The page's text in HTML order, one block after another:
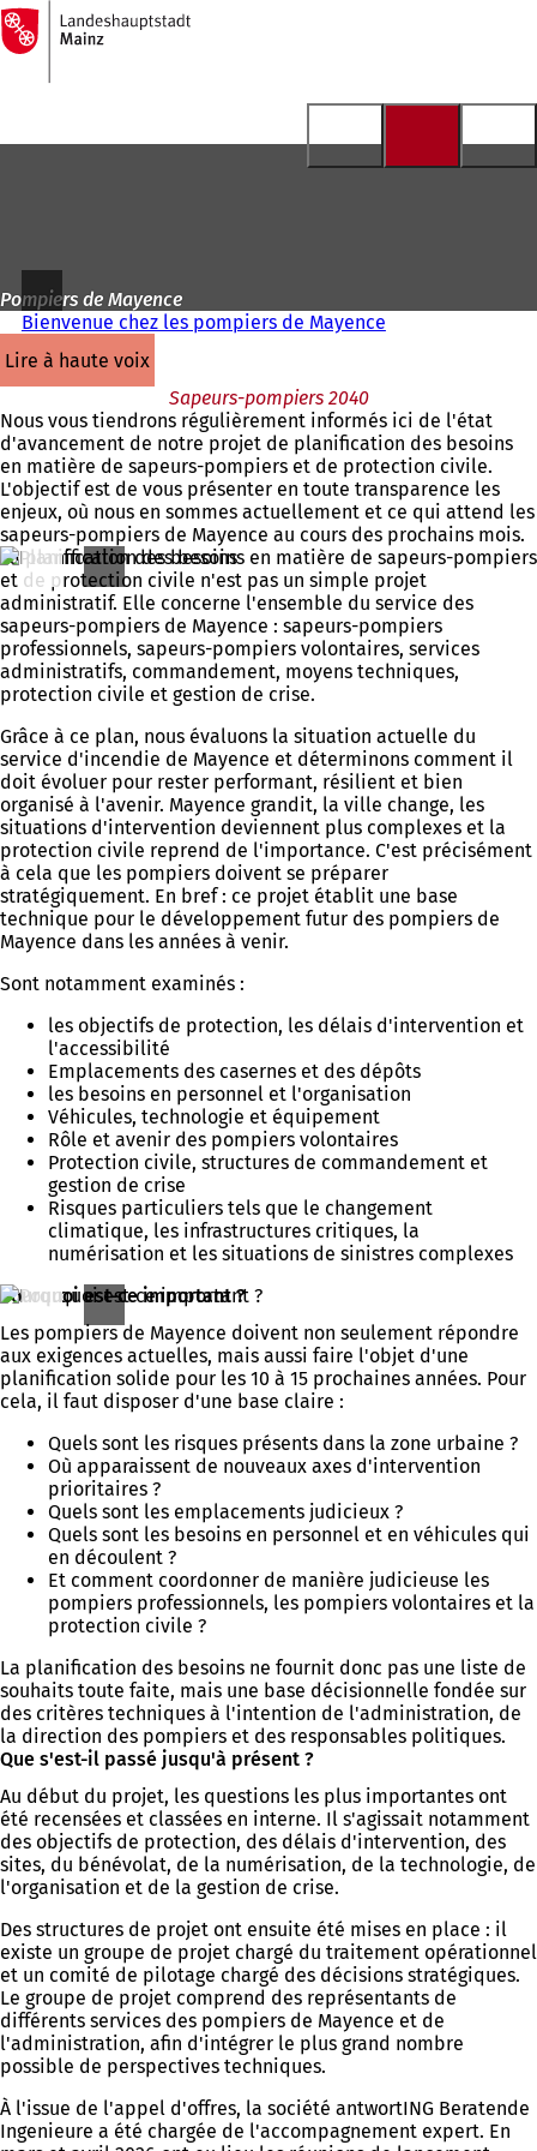
Accéder au contenu
Vers
la
page
d'accueil
Pompiers de Mayence
Bienvenue chez les pompiers de Mayence
lire à haute voix
Sapeurs-pompiers 2040
Nous vous tiendrons régulièrement informés ici de l'état
d'avancement de notre projet de planification des besoins
en matière de sapeurs-pompiers et de protection civile.
L'objectif est de vous présenter en toute transparence les
enjeux, où nous en sommes actuellement et ce qui attend les
sapeurs-pompiers de Mayence au cours des prochains mois.
La planification des besoins en matière de sapeurs-pompiers
et de protection civile n'est pas un simple projet
administratif. Elle concerne l'ensemble du service des
sapeurs-pompiers de Mayence : sapeurs-pompiers
professionnels, sapeurs-pompiers volontaires, services
administratifs, commandement, moyens techniques,
protection civile et gestion de crise.
Grâce à ce plan, nous évaluons la situation actuelle du
service d'incendie de Mayence et déterminons comment il
doit évoluer pour rester performant, résilient et bien
organisé à l'avenir. Mayence grandit, la ville change, les
situations d'intervention deviennent plus complexes et la
protection civile reprend de l'importance. C'est précisément
à cela que les pompiers doivent se préparer
stratégiquement. En bref : ce projet établit une base
technique pour le développement futur des pompiers de
Mayence dans les années à venir.
Sont notamment examinés :
les objectifs de protection, les délais d'intervention et
l'accessibilité
Emplacements des casernes et des dépôts
les besoins en personnel et l'organisation
Véhicules, technologie et équipement
Rôle et avenir des pompiers volontaires
Protection civile, structures de commandement et
gestion de crise
Risques particuliers tels que le changement
climatique, les infrastructures critiques, la
numérisation et les situations de sinistres complexes
Pourquoi est-ce important ?
Les pompiers de Mayence doivent non seulement répondre
aux exigences actuelles, mais aussi faire l'objet d'une
planification solide pour les 10 à 15 prochaines années. Pour
cela, il faut disposer d'une base claire :
Quels sont les risques présents dans la zone urbaine ?
Où apparaissent de nouveaux axes d'intervention
prioritaires ?
Quels sont les emplacements judicieux ?
Quels sont les besoins en personnel et en véhicules qui
en découlent ?
Et comment coordonner de manière judicieuse les
pompiers professionnels, les pompiers volontaires et la
protection civile ?
La planification des besoins ne fournit donc pas une liste de
souhaits toute faite, mais une base décisionnelle fondée sur
des critères techniques à l'intention de l'administration, de
la direction des pompiers et des responsables politiques.
Que s'est-il passé jusqu'à présent ?
Au début du projet, les questions les plus importantes ont
été recensées et classées en interne. Il s'agissait notamment
des objectifs de protection, des délais d'intervention, des
sites, du bénévolat, de la numérisation, de la technologie, de
l'organisation et de la gestion de crise.
Des structures de projet ont ensuite été mises en place : il
existe un groupe de projet chargé du traitement opérationnel
et un comité de pilotage chargé des décisions stratégiques.
Le groupe de projet comprend des représentants de
différents services des pompiers de Mayence et de
l'administration, afin d'intégrer le plus grand nombre
possible de perspectives techniques.
À l'issue de l'appel d'offres, la société antwortING Beratende
Ingenieure a été chargée de l'accompagnement expert. En